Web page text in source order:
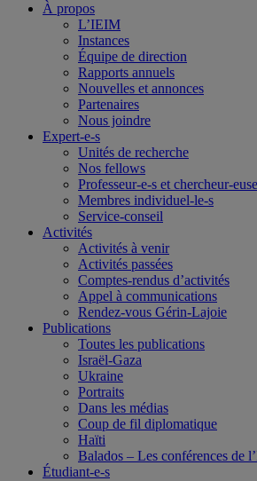
À propos
L’IEIM
Instances
Équipe de direction
Rapports annuels
Nouvelles et annonces
Partenaires
Nous joindre
Expert-e-s
Unités de recherche
Nos fellows
Professeur-e-s et chercheur-
Membres individuel-le-s
Service-conseil
Activités
Activités à venir
Activités passées
Comptes-rendus d’activités
Appel à communications
Rendez-vous Gérin-Lajoie
Publications
Toutes les publications
Israël-Gaza
Ukraine
Portraits
Dans les médias
Coup de fil diplomatique
Haïti
Balados – Les conférences de
Étudiant-e-s